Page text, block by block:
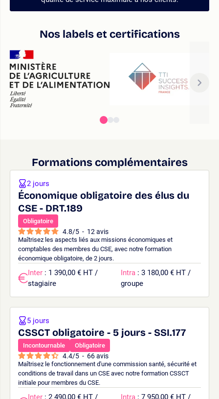
Nos labels et certifications
Formations complémentaires
Économique obligatoire des élus du
CSE - DRT.189
Obligatoire
4.8/5 - 12 avis
Maîtrisez les aspects liés aux missions économiques et
comptables des membres du CSE, avec notre formation
économique obligatoire, de 2 jours.
2 jours
Inter : 1 390,00 € HT /
stagiaire
Intra : 3 180,00 € HT /
groupe
CSSCT obligatoire - 5 jours - SSI.177
Incontournable Obligatoire
4.4/5 - 66avis
Maîtrisez le fonctionnement d'une commission santé, sécurité et
conditions de travail dans un CSE avec notre formation CSSCT
initiale pour membres du CSE.
5 jours
Inter : 2 490,00 € HT /
Intra : 7 950,00 € HT /